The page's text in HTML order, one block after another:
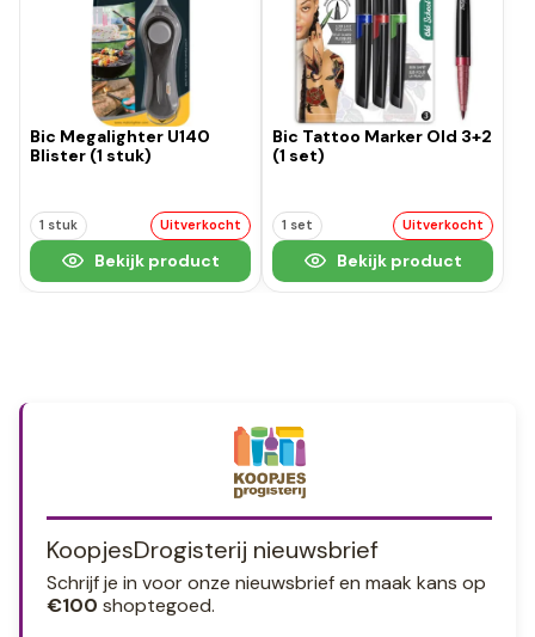
Bic Megalighter U140
Blister (1 stuk)
1 stuk Uitverkocht
Bekijk product
Bic Tattoo Marker Old 3+2
(1 set)
1 set Uitverkocht
Bekijk product
KoopjesDrogisterij nieuwsbrief
Schrijf je in voor onze nieuwsbrief en maak kans op
€100 shoptegoed.